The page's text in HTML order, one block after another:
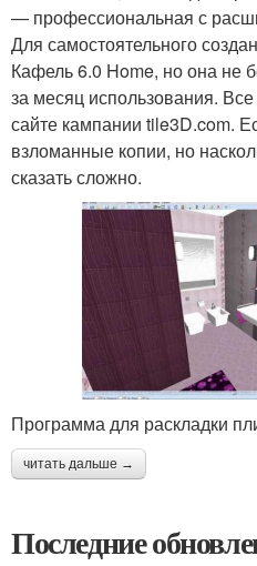
— профессиональная с
Для самостоятельного
Кафель 6.0 Home, но она не
за месяц использования.
сайте кампании tile3D.com.
взломанные копии, но
сказать сложно.
Программа для раскладки
читать дальше →
Последние